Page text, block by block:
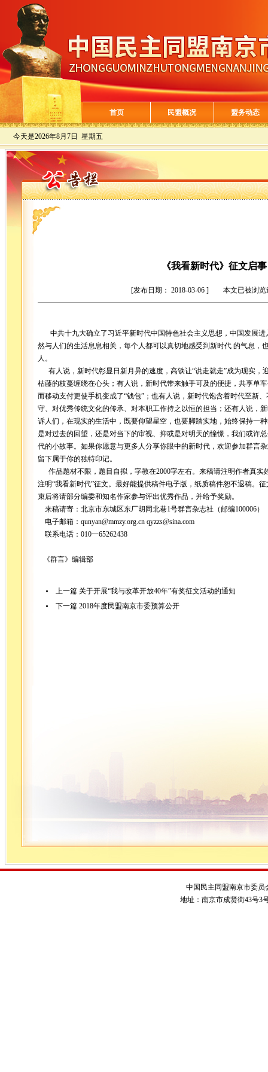
首页 民盟概况 盟务动态
今天是2026年8月7日 星期五
《我看新时代》征文启事
[发布日期： 2018-03-06 ] 本文已被浏
中共十九大确立了习近平新时代中国特色社会主义思想，中国发展进
然与人们的生活息息相关，每个人都可以真切地感受到新时代 的气息，
人。
有人说，新时代彰显日新月异的速度，高铁让“说走就走”成为现实，
枯藤的枝蔓缠绕在心头；有人说，新时代带来触手可及的便捷，共享单
而移动支付更使手机变成了“钱包”；也有人说，新时代饱含着时代至新
守、对优秀传统文化的传承、对本职工作持之以恒的担当；还有人说，
诉人们，在现实的生活中，既要仰望星空，也要脚踏实地，始终保持一
是对过去的回望，还是对当下的审视、抑或是对明天的憧憬，我们或许
代的小故事。如果你愿意与更多人分享你眼中的新时代，欢迎参加群言
留下属于你的独特印记。
作品题材不限，题目自拟，字教在2000字左右。来稿请注明作者真实
注明“我看新时代”征文。最好能提供稿件电子版，纸质稿件恕不退稿。
束后将请部分编委和知名作家参与评出优秀作品，并给予奖励。
来稿请寄：北京市东城区东厂胡同北巷1号群言杂志社（邮编100006）
电子邮箱： qunyan@mmzy.org.cn qyzzs@sina.com
联系电话：010一65262438
《群言》编辑部
上一篇 关于开展“我与改革开放40年”有奖征文活动的通知
下一篇 2018年度民盟南京市委预算公开
中国民主同盟南京市委员
地址：南京市成贤街43号3